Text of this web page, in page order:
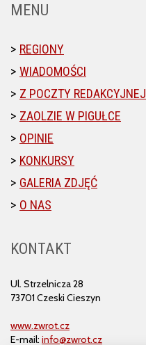
MENU
REGIONY
WIADOMOŚCI
Z POCZTY REDAKCYJNEJ
ZAOLZIE W PIGUŁCE
OPINIE
KONKURSY
GALERIA ZDJĘĆ
O NAS
KONTAKT
Ul. Strzelnicza 28
73701 Czeski Cieszyn
www.zwrot.cz
E-mail: info@zwrot.cz